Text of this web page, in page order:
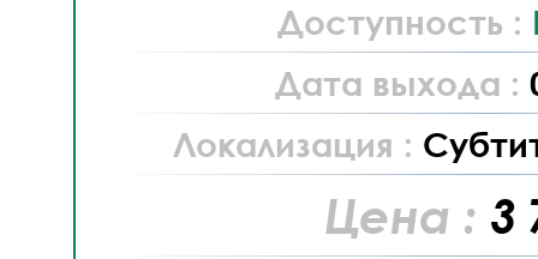
Доступность :
Дата выхода :
Локализация :
Цена : 3